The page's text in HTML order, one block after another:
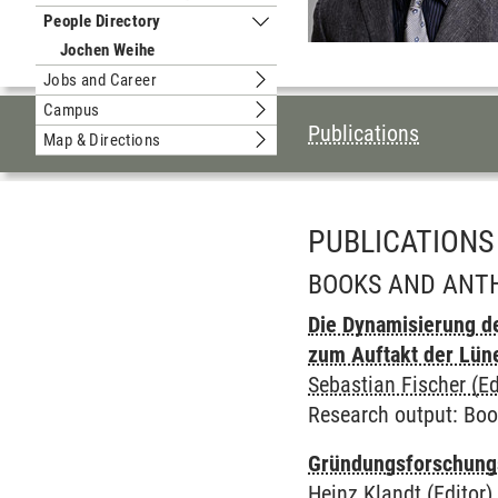
People Directory
Submenu People Directory
Jochen Weihe
Jobs and Career
Submenu Jobs and Career
Campus
Submenu Campus
Map & Directions
Submenu Map & Directions
TABLE OF
Publications
PUBLICATIONS
BOOKS AND
Die Dynamisierung
zum Auftakt der
Sebastian Fischer
Research output: